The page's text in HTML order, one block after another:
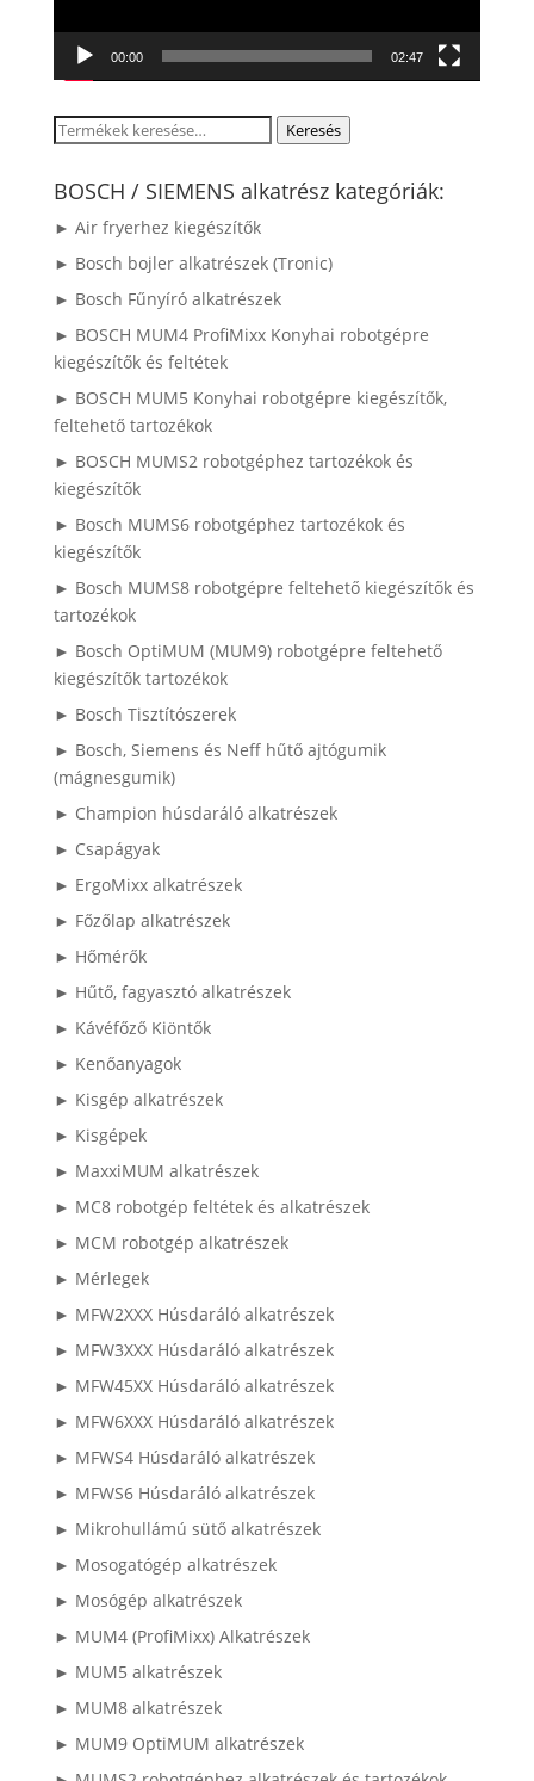
00:00 02:47
Keresés
következőre:
Keresés
BOSCH / SIEMENS alkatrész kategóriák:
► Air fryerhez kiegészítők
► Bosch bojler alkatrészek (Tronic)
► Bosch Fűnyíró alkatrészek
► BOSCH MUM4 ProfiMixx Konyhai robotgépre
kiegészítők és feltétek
► BOSCH MUM5 Konyhai robotgépre kiegészítők,
feltehető tartozékok
► BOSCH MUMS2 robotgéphez tartozékok és
kiegészítők
► Bosch MUMS6 robotgéphez tartozékok és
kiegészítők
► Bosch MUMS8 robotgépre feltehető kiegészítők és
tartozékok
► Bosch OptiMUM (MUM9) robotgépre feltehető
kiegészítők tartozékok
► Bosch Tisztítószerek
► Bosch, Siemens és Neff hűtő ajtógumik
(mágnesgumik)
► Champion húsdaráló alkatrészek
► Csapágyak
► ErgoMixx alkatrészek
► Főzőlap alkatrészek
► Hőmérők
► Hűtő, fagyasztó alkatrészek
► Kávéfőző Kiöntők
► Kenőanyagok
► Kisgép alkatrészek
► Kisgépek
► MaxxiMUM alkatrészek
► MC8 robotgép feltétek és alkatrészek
► MCM robotgép alkatrészek
► Mérlegek
► MFW2XXX Húsdaráló alkatrészek
► MFW3XXX Húsdaráló alkatrészek
► MFW45XX Húsdaráló alkatrészek
► MFW6XXX Húsdaráló alkatrészek
► MFWS4 Húsdaráló alkatrészek
► MFWS6 Húsdaráló alkatrészek
► Mikrohullámú sütő alkatrészek
► Mosogatógép alkatrészek
► Mosógép alkatrészek
► MUM4 (ProfiMixx) Alkatrészek
► MUM5 alkatrészek
► MUM8 alkatrészek
► MUM9 OptiMUM alkatrészek